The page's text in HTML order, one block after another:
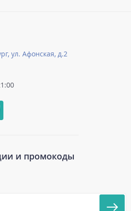
ул. Афонская, д.2
и промокоды